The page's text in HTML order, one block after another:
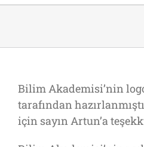
Bilim Akademisi’nin
tarafından
için sayın Artun’a